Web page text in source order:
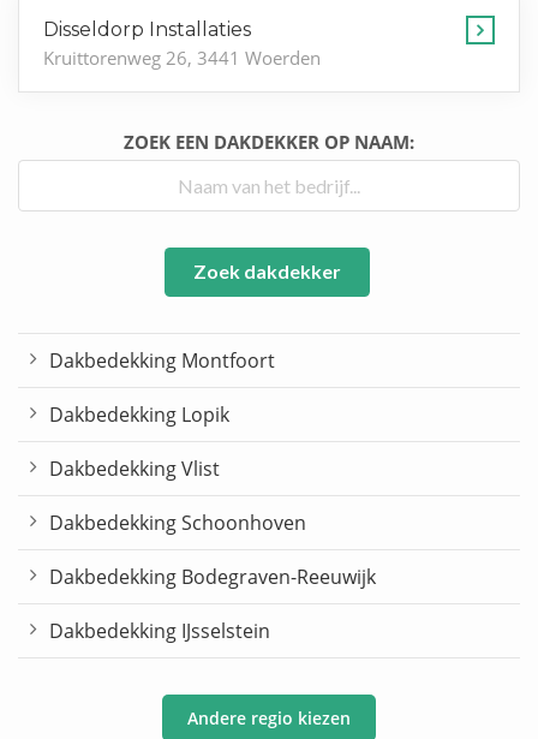
Disseldorp Installaties
Kruittorenweg 26, 3441 Woerden
ZOEK EEN DAKDEKKER OP NAAM:
Zoek dakdekker
Dakbedekking Montfoort
Dakbedekking Lopik
Dakbedekking Vlist
Dakbedekking Schoonhoven
Dakbedekking Bodegraven-Reeuwijk
Dakbedekking IJsselstein
Andere regio kiezen